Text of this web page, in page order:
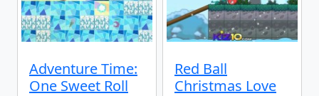
Adventure Time:
One Sweet Roll
Red Ball
Christmas Love